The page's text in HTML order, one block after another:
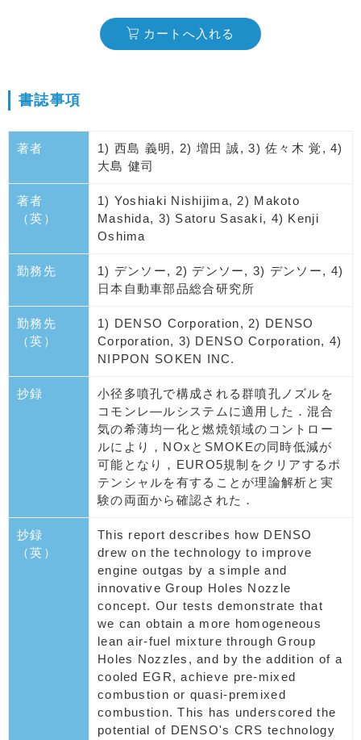
カートへ入れる
書誌事項
著者
1) 西島 義明, 2) 増田 誠, 3) 佐々木 覚, 4)
大島 健司
著者
（英）
1) Yoshiaki Nishijima, 2) Makoto
Mashida, 3) Satoru Sasaki, 4) Kenji
Oshima
勤務先
1) デンソー, 2) デンソー, 3) デンソー, 4)
日本自動車部品総合研究所
勤務先
（英）
1) DENSO Corporation, 2) DENSO
Corporation, 3) DENSO Corporation, 4)
NIPPON SOKEN INC.
抄録
小径多噴孔で構成される群噴孔ノズルを
コモンレ―ルシステムに適用した．混合
気の希薄均一化と燃焼領域のコントロー
ルにより，NOxとSMOKEの同時低減が
可能となり，EURO5規制をクリアするポ
テンシャルを有することが理論解析と実
験の両面から確認された．
抄録
（英）
This report describes how DENSO
drew on the technology to improve
engine outgas by a simple and
innovative Group Holes Nozzle
concept. Our tests demonstrate that
we can obtain a more homogeneous
lean air-fuel mixture through Group
Holes Nozzles, and by the addition of a
cooled EGR, achieve pre-mixed
combustion or quasi-premixed
combustion. This has underscored the
potential of DENSO's CRS technology